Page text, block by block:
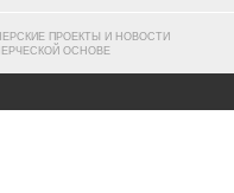
ПРОЕКТЫ И НОВОСТИ
ОСНОВЕ